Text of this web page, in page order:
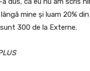
mine și luam 20%
300 de la Externe.